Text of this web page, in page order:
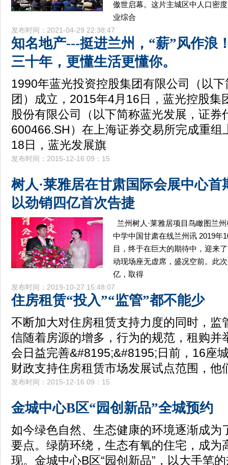
傲世启幕。这片主城区中人口密
业综合
发布时间：2021-04-29 22:38:47
知名地产---挺进兰州，“薪”风作浪
三十年，更懂生活更懂你。
1990年蓝光投资控股集团有限公司（以
团）成立，2015年4月16日，蓝光控股集
股份有限公司（以下简称蓝光发展，证券
600466.SH）在上海证券交易所完成重组
18日，蓝光发展旗
发布时间：2015-12-16 09：15
树人·莱雅居在甘肃国际会展中心首
以劲销四亿首次告捷
兰州树人·莱雅居项目鸟瞰图兰
中学中国甘肃在线兰州讯 2019年
目，终于在巨大的期待中，迎来
动现场座无虚席，盛况空前。此
亿，取得
发布时间：2019-10-27 15:48:07
住房租赁“投入”“监管”都不能少
不断加大对住房租赁支持力度的同时，监
信随着房源的增多，行为的规范，租购并
会日益完善&#8195;&#8195;日前，16座
财政支持住房租赁市场发展试点范围，他
发布时间：2015-12-16 09：15
金城中心B区“园创新品”全城预约
如今绿色自然、生态健康的环境逐渐成为
要点。绿荫环绕，生态有氧的住宅，成为
现。金城中心B区“园创新品”，以大手笔